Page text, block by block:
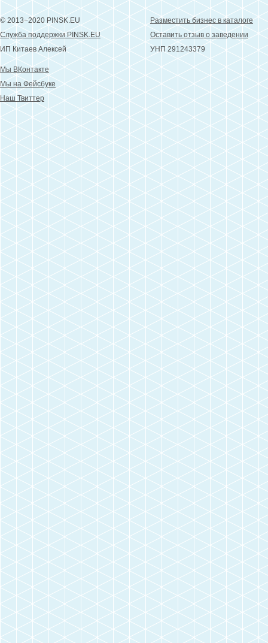
© 2013−2020 PINSK.EU
Служба поддержки PINSK.EU
ИП Китаев Алексей
Разместить бизнес в каталоге
Оставить отзыв о заведении
УНП 291243379
Мы ВКонтакте
Мы на Фейсбуке
Наш Твиттер